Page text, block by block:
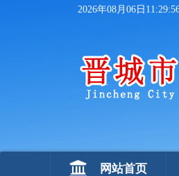
2026年08月06日
网站首页